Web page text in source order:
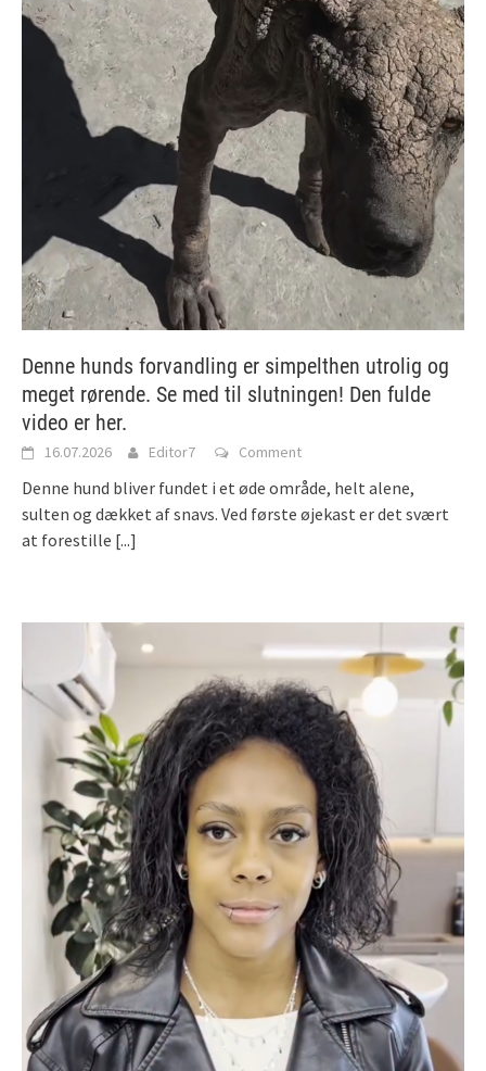
Denne hunds forvandling er simpelthen utrolig og
meget rørende. Se med til slutningen! Den fulde
video er her.
16.07.2026 Editor7 Comment
Denne hund bliver fundet i et øde område, helt alene,
sulten og dækket af snavs. Ved første øjekast er det svært
at forestille [...]